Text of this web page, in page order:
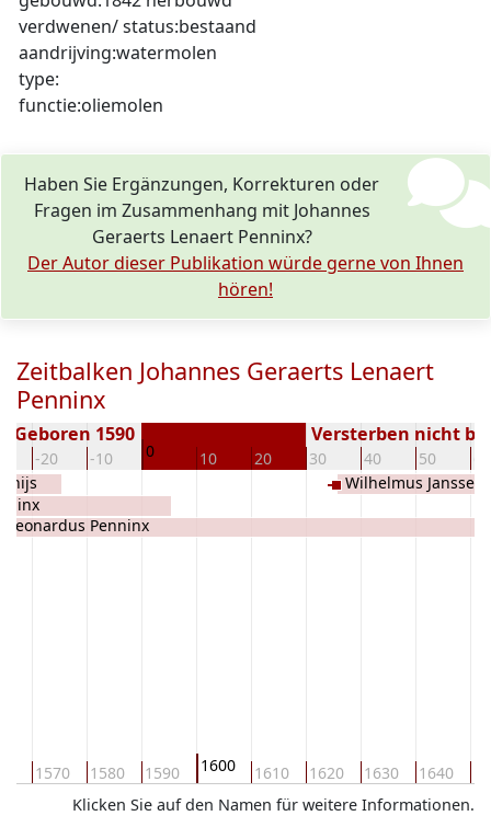
verdwenen/ status:bestaand
aandrijving:watermolen
type:
functie:oliemolen
Haben Sie Ergänzungen, Korrekturen oder
Fragen im Zusammenhang mit Johannes
Geraerts Lenaert Penninx?
Der Autor dieser Publikation würde gerne von Ihnen
hören!
Zeitbalken Johannes Geraerts Lenaert
Penninx
-20 -10 0 10 20 30 40 50
Geboren 1590 Versterben nicht
1570 1580 1590 1600 1610 1620 1630 1640
Leonardus Penninx
Wilhelmus
Klicken Sie auf den Namen für weitere Informationen.